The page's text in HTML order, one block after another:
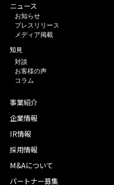
ニュース
お知らせ
プレスリリース
メディア掲載
知見
対談
お客様の声
コラム
事業紹介
企業情報
IR情報
採用情報
M&Aについて
パートナー募集